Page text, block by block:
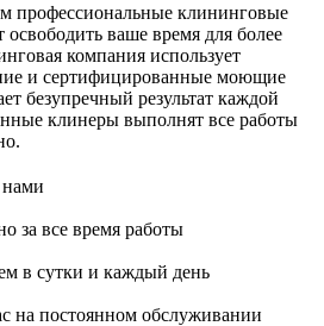
профессиональные клининговые
ваше время для более
компания использует
и сертифицированные моющие
безупречный результат каждой
клинеры выполнят все работы
за все время работы
в сутки и каждый день
на постоянном обслуживании